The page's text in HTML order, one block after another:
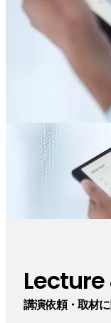
講演依頼・取材